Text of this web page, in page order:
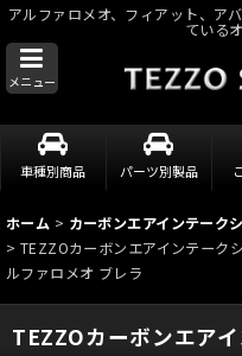
アルファロメオ、フィアット、ア
ている
メニュー
車種別商品 パーツ別製品
ホーム > カーボンエアインテーク
> TEZZOカーボンエアインテー
ルファロメオ ブレラ
TEZZOカーボンエア